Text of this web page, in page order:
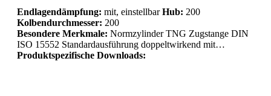
Endlagendämpfung: mit, einstellbarHub: 200
Kolbendurchmesser: 200
Besondere Merkmale: Normzylinder TNG Zugstange DIN
ISO 15552 Standardausführung doppeltwirkend mit…
Produktspezifische Downloads: